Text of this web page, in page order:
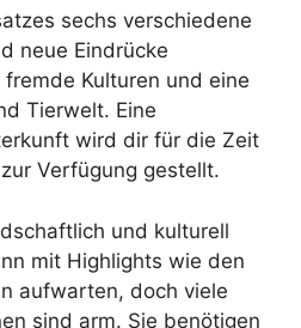
sechs verschiedene
neue Eindrücke
Kulturen und eine
Tierwelt. Eine
wird dir für die Zeit
Verfügung gestellt.
und kulturell
mit Highlights wie den
aufwarten, doch viele
sind arm. Sie benötigen